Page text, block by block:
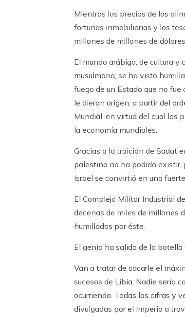
Mientras los precios de los
fortunas inmobiliarias y los
millones de millones de
El mundo arábigo, de cultura
musulmana, se ha visto
fuego de un Estado que no
le dieron origen, a partir del
Mundial, en virtud del cual las
la economía mundiales.
Gracias a la traición de Sadat
palestino no ha podido existir,
Israel se convirtió en una
El Complejo Militar Industrial
decenas de miles de millones
humillados por éste.
El genio ha salido de la
Van a tratar de sacarle el
sucesos de Libia. Nadie sería
ocurriendo. Todas las cifras y
divulgadas por el imperio a